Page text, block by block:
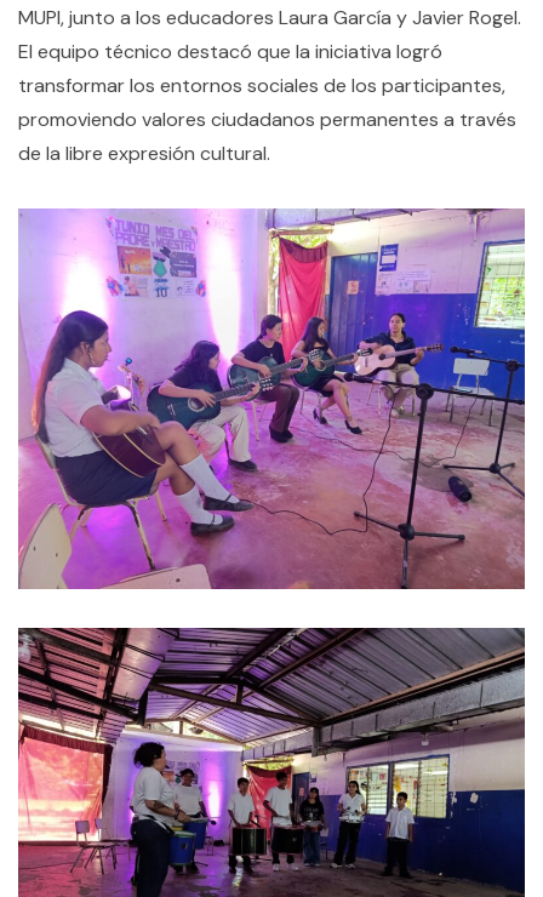
MUPI, junto a los educadores Laura García y Javier Rogel.
El equipo técnico destacó que la iniciativa logró
transformar los entornos sociales de los participantes,
promoviendo valores ciudadanos permanentes a través
de la libre expresión cultural.